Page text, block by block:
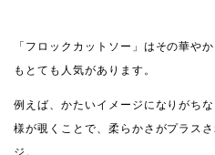
「フロックカットソー」はその華や
もとても人気があります。
例えば、かたいイメージになりがち
様が覗くことで、柔らかさがプラス
ジ。